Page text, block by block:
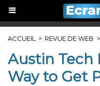
ACCUEIL > REVUE DE WEB >
Austin Tech
Way to Get